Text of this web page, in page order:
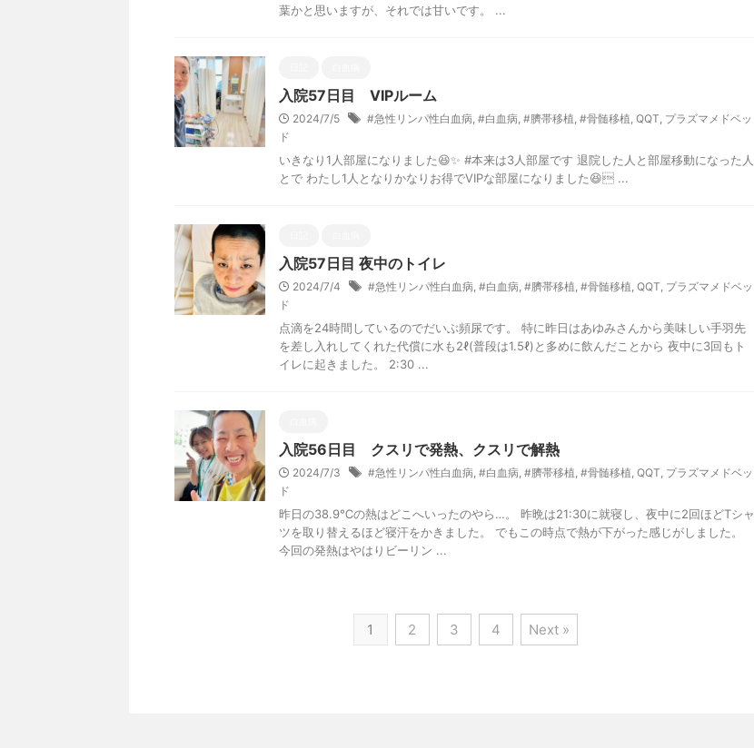
葉かと思いますが、それでは甘いです。 ...
入院57日目 VIPルーム
2024/7/5 #急性リンパ性白血病, #白血病, #臍帯移植, #骨髄移植, QQT, プラズマメドベッ
ド
いきなり1人部屋になりました😆✨ #本来は3人部屋です 退院した人と部屋移動になった人
とで わたし1人となりかなりお得でVIPな部屋になりました😆 ...
入院57日目 夜中のトイレ
2024/7/4 #急性リンパ性白血病, #白血病, #臍帯移植, #骨髄移植, QQT, プラズマメドベッ
ド
点滴を24時間しているのでだいぶ頻尿です。 特に昨日はあゆみさんから美味しい手羽先
を差し入れしてくれた代償に水も2ℓ(普段は1.5ℓ)と多めに飲んだことから 夜中に3回もト
イレに起きました。 2:30 ...
入院56日目 クスリで発熱、クスリで解熱
2024/7/3 #急性リンパ性白血病, #白血病, #臍帯移植, #骨髄移植, QQT, プラズマメドベッ
ド
昨日の38.9℃の熱はどこへいったのやら…。 昨晩は21:30に就寝し、夜中に2回ほどTシャ
ツを取り替えるほど寝汗をかきました。 でもこの時点で熱が下がった感じがしました。
今回の発熱はやはりビーリン ...
1 2 3 4 Next »